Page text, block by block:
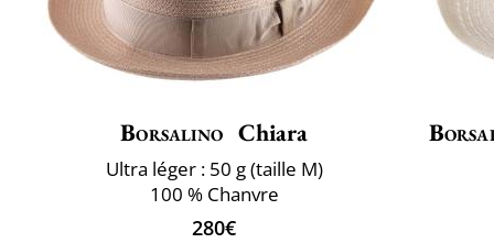
Borsalino Chiara
Ultra léger : 50 g (taille M)
100 % Chanvre
280€